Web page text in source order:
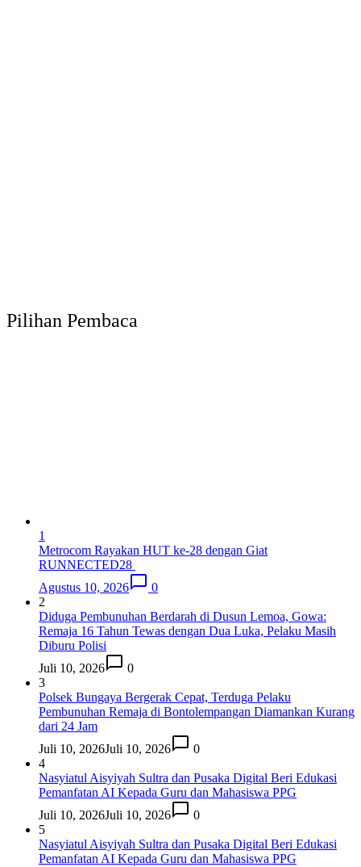
Pilihan Pembaca
1
Metrocom Rayakan HUT ke-28 dengan Giat
RUNNECTED28
Agustus 10, 2026
0
2
Diduga Pembunuhan Berdarah di Dusun Lemoa, Gowa:
Remaja 16 Tahun Tewas dengan Dua Luka, Pelaku Masih
Diburu Polisi
Juli 10, 2026
0
3
Polsek Bungaya Bergerak Cepat, Terduga Pelaku
Pembunuhan Remaja di Bontolempangan Diamankan Kurang
dari 24 Jam
Juli 10, 2026Juli 10, 2026
0
4
Nasyiatul Aisyiyah Sultra dan Pusaka Digital Beri Edukasi
Pemanfatan AI Kepada Guru dan Mahasiswa PPG
Juli 10, 2026Juli 10, 2026
0
5
Nasyiatul Aisyiyah Sultra dan Pusaka Digital Beri Edukasi
Pemanfatan AI Kepada Guru dan Mahasiswa PPG